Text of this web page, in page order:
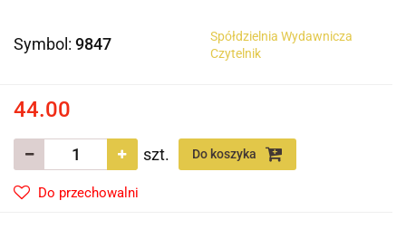
Symbol: 9847
Spółdzielnia Wydawnicza
Czytelnik
44.00
szt. Do koszyka
Do przechowalni